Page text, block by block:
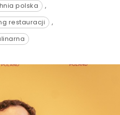
polska
,
restauracji
,